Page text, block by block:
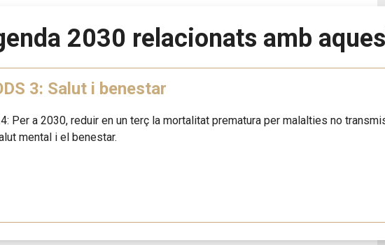
2030 relacionats amb
3: Salut i benestar
Per a 2030, reduir en un terç la mortalitat prematura per malalties no
mental i el benestar.